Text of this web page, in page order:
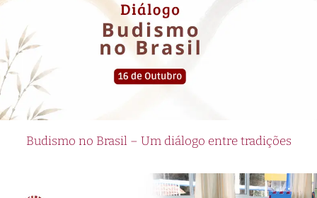
Budismo no Brasil – Um diálogo entre tradições